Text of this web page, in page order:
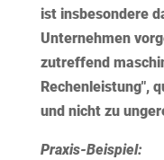
ist insbesondere
Unternehmen
zutreffend
Rechenleistung",
und nicht zu
Praxis-Beispiel: